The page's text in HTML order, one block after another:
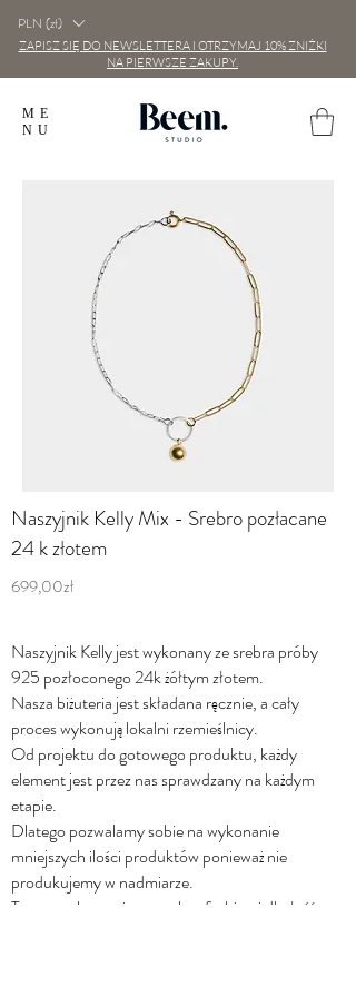
ME
NU
PLN (zł)
ZAPISZ SIĘ DO NEWSLETTERA I OTRZYMAJ 10% ZNIŻKI
NA PIERWSZE ZAKUPY.
Naszyjnik Kelly Mix - Srebro pozłacane
24 k złotem
699,00zł
Naszyjnik Kelly jest wykonany ze srebra próby
925 pozłoconego 24k żółtym złotem.
Nasza biżuteria jest składana ręcznie, a cały
proces wykonują lokalni rzemieślnicy.
Od projektu do gotowego produktu, każdy
element jest przez nas sprawdzany na każdym
etapie.
Dlatego pozwalamy sobie na wykonanie
mniejszych ilości produktów ponieważ nie
produkujemy w nadmiarze.
To wszystko w wierze w slow fashion i dbałość o